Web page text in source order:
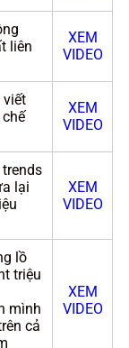
liên
XEM
VIDEO
viết
XEM
VIDEO
lại
XEM
VIDEO
lồ
triệu
mình
cả
XEM
VIDEO